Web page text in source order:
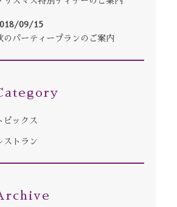
09/15
のパーティープランのご案内
ピックス
ストラン